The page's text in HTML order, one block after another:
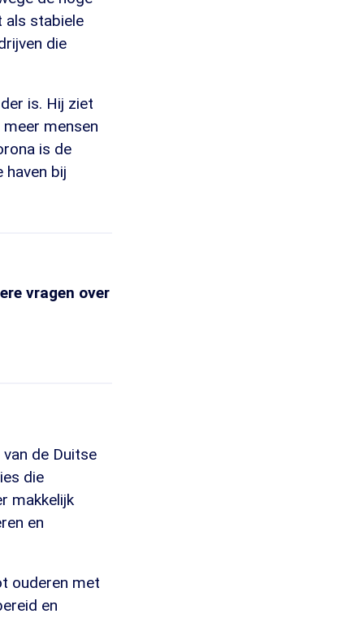
als stabiele
die
is. Hij ziet
mensen
is de
haven bij
vragen over
de Duitse
die
makkelijk
en
ouderen met
en